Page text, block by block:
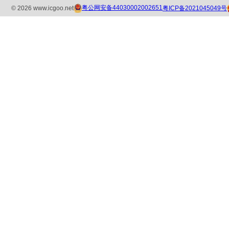
© 2026 www.icgoo.net 粤公网安备44030002002651粤ICP备2021045049号